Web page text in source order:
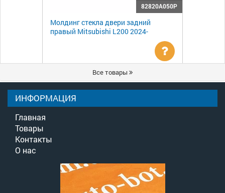
82820A050P
Молдинг стекла двери задний
правый Mitsubishi L200 2024-
Уточнить
цену
Все товары
ИНФОРМАЦИЯ
Главная
Товары
Контакты
О нас